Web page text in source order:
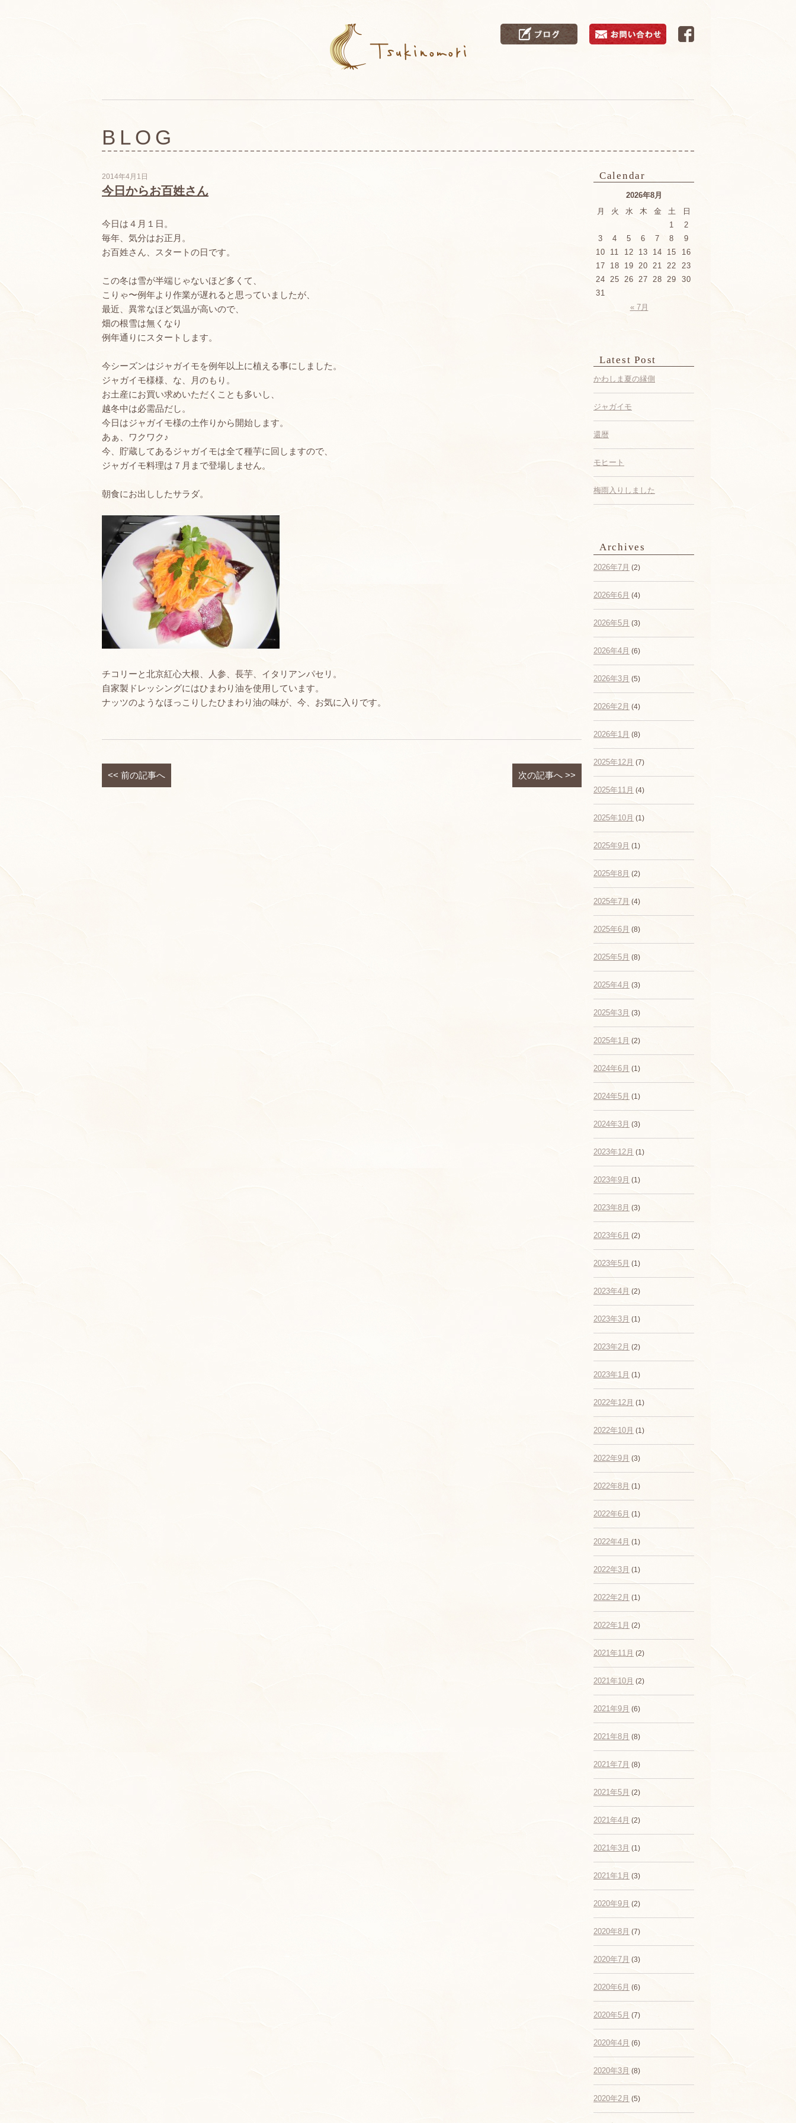
BLOG
2014年4月1日
今日からお百姓さん
今日は４月１日。
毎年、気分はお正月。
お百姓さん、スタートの日です。
この冬は雪が半端じゃないほど多くて、
こりゃ〜例年より作業が遅れると思っていましたが、
最近、異常なほど気温が高いので、
畑の根雪は無くなり
例年通りにスタートします。
今シーズンはジャガイモを例年以上に植える事にしました。
ジャガイモ様様、な、月のもり。
お土産にお買い求めいただくことも多いし、
越冬中は必需品だし。
今日はジャガイモ様の土作りから開始します。
あぁ、ワクワク♪
今、貯蔵してあるジャガイモは全て種芋に回しますので、
ジャガイモ料理は７月まで登場しません。
朝食にお出ししたサラダ。
チコリーと北京紅心大根、人参、長芋、イタリアンパセリ。
自家製ドレッシングにはひまわり油を使用しています。
ナッツのようなほっこりしたひまわり油の味が、今、お気に入りです。
<< 前の記事へ 次の記事へ >>
Calendar
2026年8月
月
火 水 木 金 土
日
1
2
3
4 5 6 7 8
9
10
11 12 13 14 15
16
17
18 19 20 21 22
23
24 25 26 27 28 29
30
31
« 7月
Latest Post
かわしま夏の縁側
ジャガイモ
還暦
モヒート
梅雨入りしました
Archives
2026年7月 (2)
2026年6月 (4)
2026年5月 (3)
2026年4月 (6)
2026年3月 (5)
2026年2月 (4)
2026年1月 (8)
2025年12月 (7)
2025年11月 (4)
2025年10月 (1)
2025年9月 (1)
2025年8月 (2)
2025年7月 (4)
2025年6月 (8)
2025年5月 (8)
2025年4月 (3)
2025年3月 (3)
2025年1月 (2)
2024年6月 (1)
2024年5月 (1)
2024年3月 (3)
2023年12月 (1)
2023年9月 (1)
2023年8月 (3)
2023年6月 (2)
2023年5月 (1)
2023年4月 (2)
2023年3月 (1)
2023年2月 (2)
2023年1月 (1)
2022年12月 (1)
2022年10月 (1)
2022年9月 (3)
2022年8月 (1)
2022年6月 (1)
2022年4月 (1)
2022年3月 (1)
2022年2月 (1)
2022年1月 (2)
2021年11月 (2)
2021年10月 (2)
2021年9月 (6)
2021年8月 (8)
2021年7月 (8)
2021年5月 (2)
2021年4月 (2)
2021年3月 (1)
2021年1月 (3)
2020年9月 (2)
2020年8月 (7)
2020年7月 (3)
2020年6月 (6)
2020年5月 (7)
2020年4月 (6)
2020年3月 (8)
2020年2月 (5)